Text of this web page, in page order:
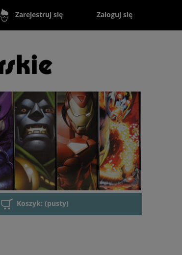
Zarejestruj się Zaloguj się
Koszyk: (pusty)